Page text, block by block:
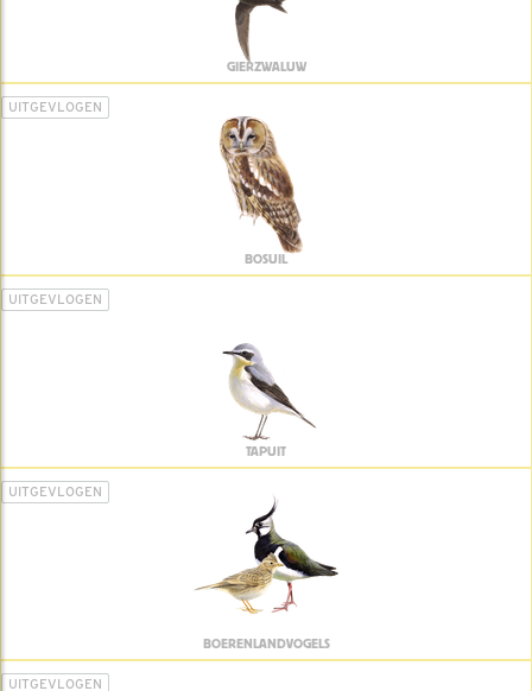
GIERZWALUW
UITGEVLOGEN
BOSUIL
UITGEVLOGEN
TAPUIT
UITGEVLOGEN
BOERENLANDVOGELS
UITGEVLOGEN